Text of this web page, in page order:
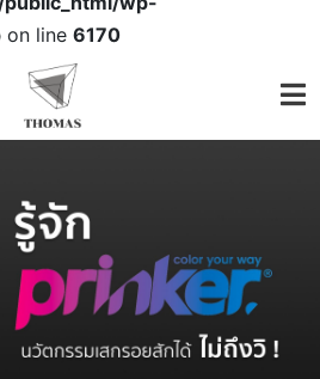
on line 6170